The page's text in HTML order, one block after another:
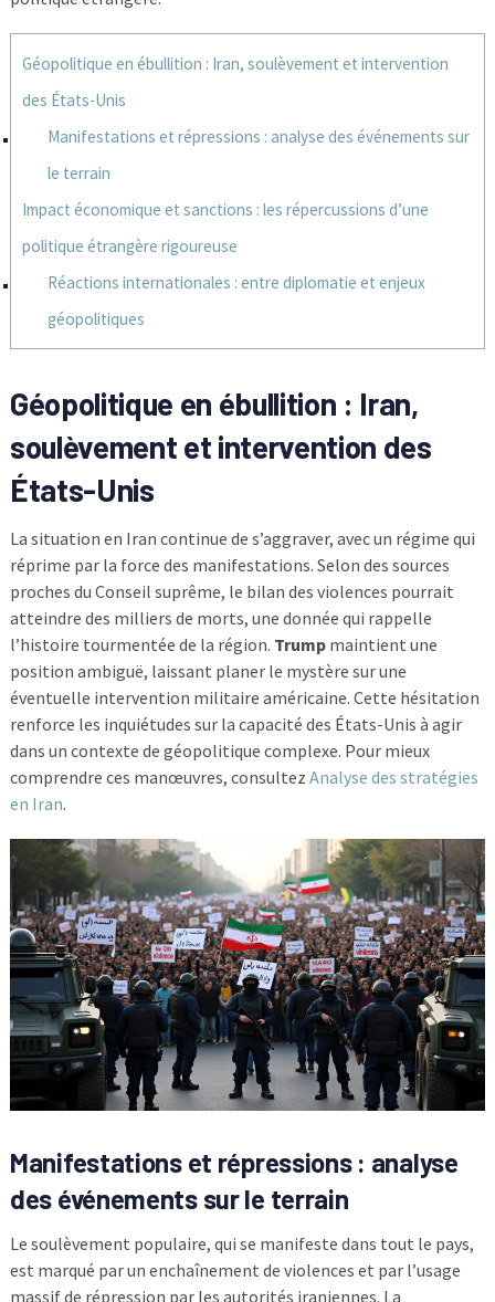
Géopolitique en ébullition : Iran, soulèvement et intervention
des États-Unis
Manifestations et répressions : analyse des événements sur
le terrain
Impact économique et sanctions : les répercussions d’une
politique étrangère rigoureuse
Réactions internationales : entre diplomatie et enjeux
géopolitiques
Géopolitique en ébullition : Iran,
soulèvement et intervention des
États-Unis
La situation en Iran continue de s’aggraver, avec un régime qui
réprime par la force des manifestations. Selon des sources
proches du Conseil suprême, le bilan des violences pourrait
atteindre des milliers de morts, une donnée qui rappelle
l’histoire tourmentée de la région. Trumpmaintient une
position ambiguë, laissant planer le mystère sur une
éventuelle intervention militaire américaine. Cette hésitation
renforce les inquiétudes sur la capacité des États-Unis à agir
dans un contexte de géopolitique complexe. Pour mieux
comprendre ces manœuvres, consultez Analyse des stratégies
en Iran.
Manifestations et répressions : analyse
des événements sur le terrain
Le soulèvement populaire, qui se manifeste dans tout le pays,
est marqué par un enchaînement de violences et par l’usage
massif de répression par les autorités iraniennes. La